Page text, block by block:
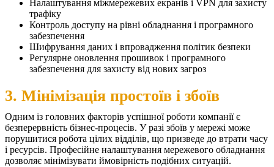
Налаштування міжмережевих екранів і VPN для захисту
трафіку
Контроль доступу на рівні обладнання і програмного
забезпечення
Шифрування даних і впровадження політик безпеки
Регулярне оновлення прошивок і програмного
забезпечення для захисту від нових загроз
3. Мінімізація простоїв і збоїв
Одним із головних факторів успішної роботи компанії є
безперервність бізнес-процесів. У разі збоїв у мережі може
порушитися робота цілих відділів, що призведе до втрати часу
і ресурсів. Професійне налаштування мережевого обладнання
дозволяє мінімізувати ймовірність подібних ситуацій.